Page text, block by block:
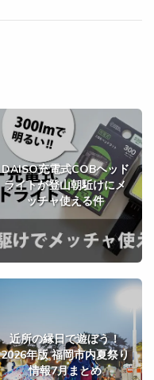
DAISO充電式COBヘッド
ライトが登山朝駈けにメ
ッチャ使える件
近所の縁日で遊ぼう！
2026年版 福岡市内夏祭り
情報7月まとめ